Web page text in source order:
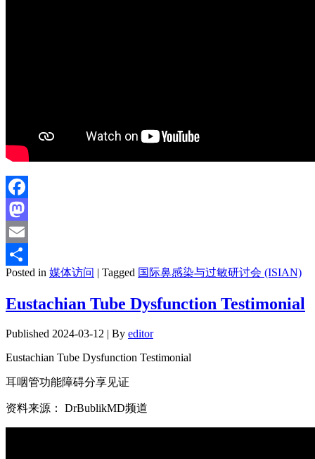
Facebook
Mastodon
Email
分
享
Posted in 媒体访问 | Tagged 国际鼻感染与过敏研讨会 (ISIAN)
Eustachian Tube Dysfunction Testimonial
Published 2024-03-12 | By editor
Eustachian Tube Dysfunction Testimonial
耳咽管功能障碍分享见证
资料来源： DrBublikMD频道